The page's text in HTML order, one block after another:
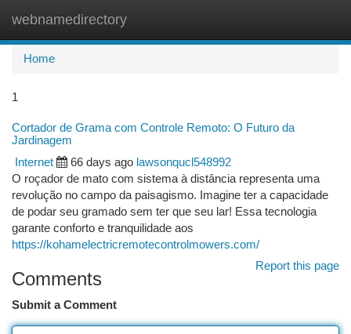
webnamedirectory
Home
1
Cortador de Grama com Controle Remoto: O Futuro da
Jardinagem
Internet 66 days ago lawsonqucl548992
O roçador de mato com sistema à distância representa uma
revolução no campo da paisagismo. Imagine ter a capacidade
de podar seu gramado sem ter que seu lar! Essa tecnologia
garante conforto e tranquilidade aos
https://kohamelectricremotecontrolmowers.com/
Report this page
Comments
Submit a Comment